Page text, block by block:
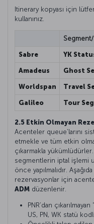
Itinerary kopyası için
kullanınız.
Sabre YK
Amadeus Ghost
Worldspan Travel
Galileo Tour
2.5 Etkin Olmayan
Acenteler queue’larını
etmekle ve tüm etkin
çıkarmakla
segmentlerin iptal işlemi
önce yapılmalıdır.
rezervasyonlar için
ADM düzenlenir.
PNR’dan
US, PN, WK statü